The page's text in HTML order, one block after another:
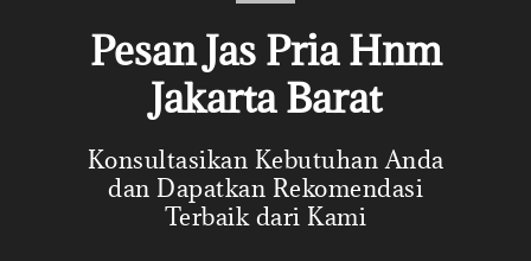
Pesan Jas Pria Hnm
Jakarta Barat
Konsultasikan Kebutuhan Anda
dan Dapatkan Rekomendasi
Terbaik dari Kami